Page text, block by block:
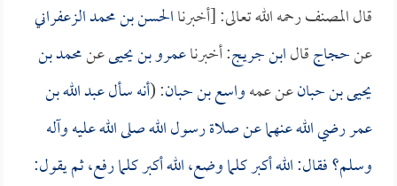
قال المصنف رحمه الله تعالى: [أخبرناالحسن بن محمد الزعفراني
عنحجاجقالابن جريج: أخبرناعمرو بن يحيىعنمحمد بن
يحيى بن حبانعن عمهواسع بن حبان: (أنه سألعبد الله بن
عمررضي الله عنهما عن صلاة رسول الله صلى الله عليه وآله
وسلم؟ فقال: الله أكبر كلما وضع، الله أكبر كلما رفع، ثم يقول: